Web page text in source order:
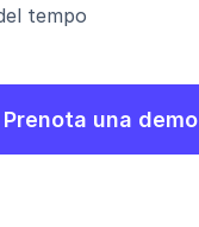
tempo
Prenota una demo